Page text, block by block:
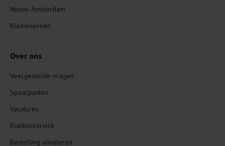
Nieuw-Amsterdam
Klazienaveen
Over ons
Veelgestelde vragen
Spaarpunten
Vacatures
Klantenservice
Bestelling annuleren